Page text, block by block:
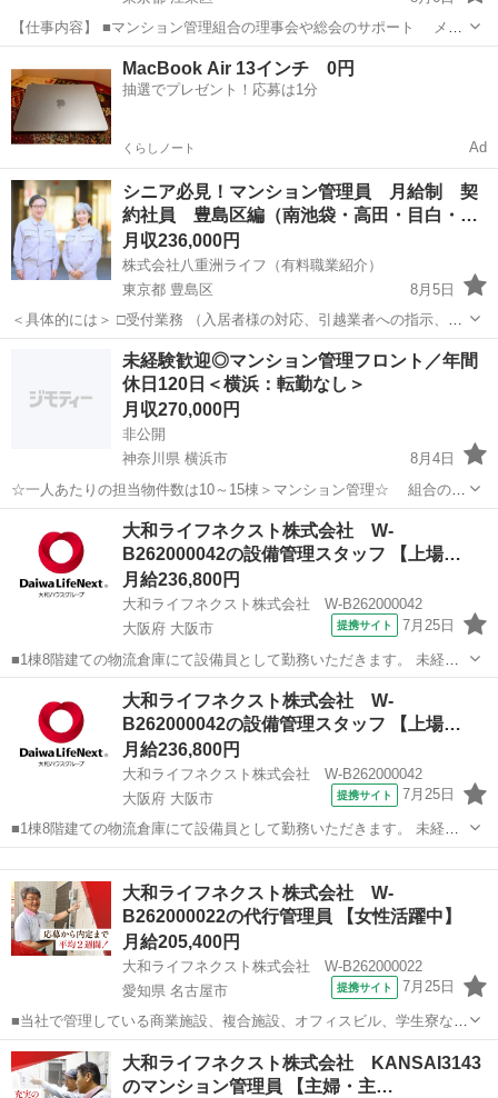
【仕事内容】 ■マンション管理組合の理事会や総会のサポート メイ
ンとなる業務です。1物件につき、1年のうち5～6回 、多い場合には
月に1～2回、マンション管理組合の 理事会や総会が行われます。設
備の不具合や...
MacBook Air 13インチ 0円
抽選でプレゼント！応募は1分
くらしノート Ad
シニア必見！マンション管理員 月給制 契
約社員 豊島区編（南池袋・高田・目白・…
月収236,000円
株式会社八重洲ライフ（有料職業紹介）
東京都 豊島区
8月5日
＜具体的には＞ □受付業務 （入居者様の対応、引越業者への指示、共
用施設の予約管理など） □点検業務 （施設・設備の巡回点検、無断駐
車の確認など） □立ち会い業務 （共用施設工事実施の立ち会いなど）
□報告・連...
マンション管理
未経験歓迎◎マンション管理フロント／年間
休日120日＜横浜：転勤なし＞
月収270,000円
非公開
神奈川県 横浜市
8月4日
☆一人あたりの担当物件数は10～15棟＞マンション管理☆ 組合の運
営サポート。裁量権ある働きやすい環境！ 具体的な仕事内容 ・マンシ
ョンの管理組合の理事会・定期総会の準備 やサポート ・保守・修繕
計画の立案...
マンション管理 未経験
大和ライフネクスト株式会社 W-
B262000042の設備管理スタッフ 【上場…
月給236,800円
大和ライフネクスト株式会社 W-B262000042
大阪府 大阪市
提携サイト 7月25日
■1棟8階建ての物流倉庫にて設備員として勤務いただきます。 未経験
でも業務を通し設備管理のキャリアを深められます！ 日々の巡回でお
客様のご要望に先回りし、安心して過ごせる環境を守るお仕事です。
・館内・建物周辺巡回、設備...
マンション管理
大和ライフネクスト株式会社 W-
B262000042の設備管理スタッフ 【上場…
月給236,800円
大和ライフネクスト株式会社 W-B262000042
大阪府 大阪市
提携サイト 7月25日
■1棟8階建ての物流倉庫にて設備員として勤務いただきます。 未経験
でも業務を通し設備管理のキャリアを深められます！ 日々の巡回でお
客様のご要望に先回りし、安心して過ごせる環境を守るお仕事です。
・館内・建物周辺巡回、設備...大和ライフネクスト株式会社 W-
B262000022の代行管理員 【女性活躍中】
月給205,400円
大和ライフネクスト株式会社 W-B262000022
愛知県 名古屋市
提携サイト 7月25日
■当社で管理している商業施設、複合施設、オフィスビル、学生寮など
で、代行の管理スタッフとして勤務していただくお仕事です。 シフト
に応じて、愛知・岐阜で管理する勤務地含めた計5棟の代行業務をお願
いいたします。 ・館内・建物周...
愛知 名古屋市 マンション管理
大和ライフネクスト株式会社 KANSAI3143
のマンション管理員 【主婦・主…